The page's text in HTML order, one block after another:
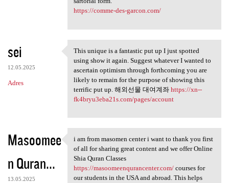
https://comme-des-garcon.com/
sei
12.05.2025
Adres
This unique is a fantastic
This unique is a fantastic put up I just spotted
using show it again. Suggest whatever I wanted to
ascertain optimism through forthcoming you are
likely to remain for the purpose of showing this
terrific put up. 해외선물 대여계좌 https://xn--
fk4bryu3eba21s.com/pages/account
Masoomee
n Quran...
13.05.2025
i am from masomen center i
i am from masomen center i want to thank you first
of all for sharing great content and we offer Online
Shia Quran Classes
https://masoomeenqurancenter.com/courses for
our students in the USA and abroad. This helps